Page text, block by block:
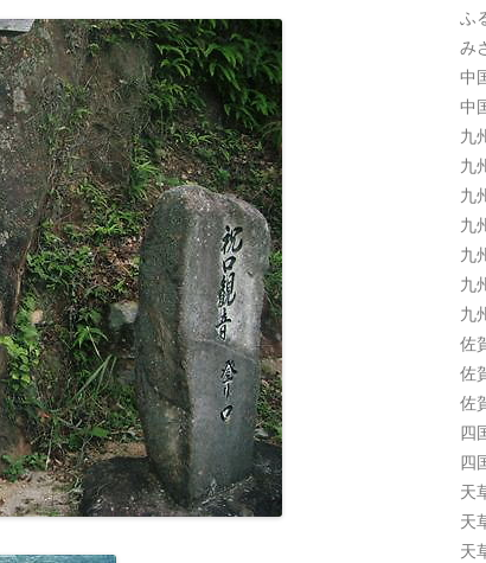
ふ
み
中
中
九
九
九
九
九
九
九
佐
佐
佐
四
四
天
天
天